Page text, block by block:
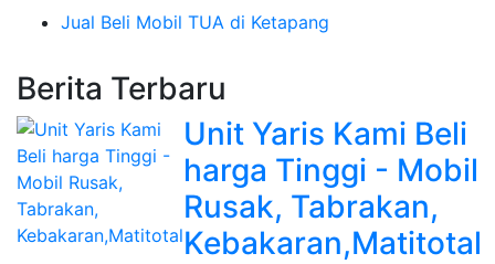
Jual Beli Mobil TUA di Ketapang
Berita Terbaru
Unit Yaris Kami Beli
harga Tinggi - Mobil
Rusak, Tabrakan,
Kebakaran,Matitotal